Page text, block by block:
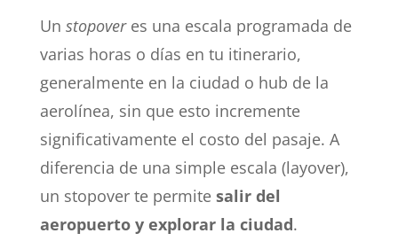
Un stopoveres una escala programada de
varias horas o días en tu itinerario,
generalmente en la ciudad o hub de la
aerolínea, sin que esto incremente
significativamente el costo del pasaje. A
diferencia de una simple escala (layover),
un stopover te permite salir del
aeropuerto y explorar la ciudad.